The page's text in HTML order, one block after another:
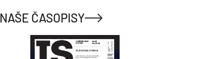
NAŠE ČASOPISY